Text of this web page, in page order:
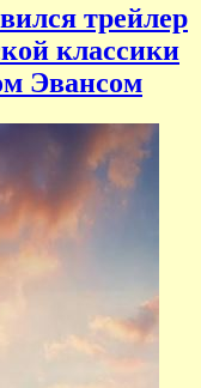
трейлер
классики
Эвансом